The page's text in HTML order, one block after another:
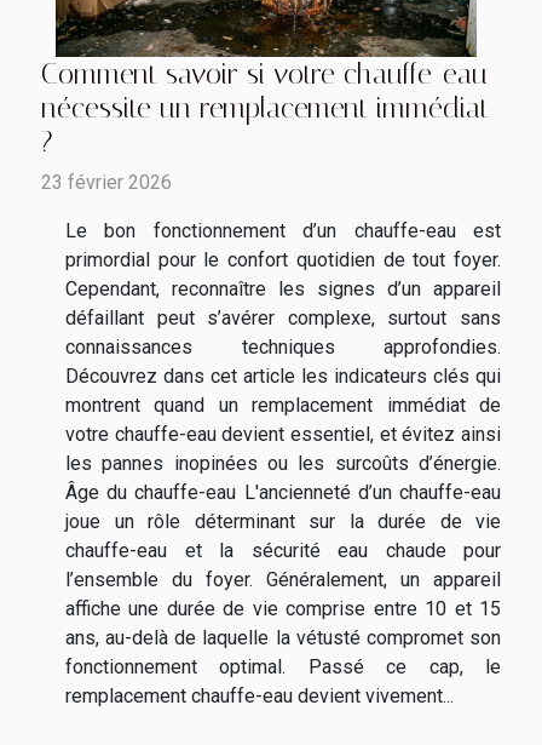
Comment savoir si votre chauffe-eau
nécessite un remplacement immédiat
?
23 février 2026
Le bon fonctionnement d’un chauffe-eau est
primordial pour le confort quotidien de tout foyer.
Cependant, reconnaître les signes d’un appareil
défaillant peut s’avérer complexe, surtout sans
connaissances techniques approfondies.
Découvrez dans cet article les indicateurs clés qui
montrent quand un remplacement immédiat de
votre chauffe-eau devient essentiel, et évitez ainsi
les pannes inopinées ou les surcoûts d’énergie.
Âge du chauffe-eau L'ancienneté d’un chauffe-eau
joue un rôle déterminant sur la durée de vie
chauffe-eau et la sécurité eau chaude pour
l’ensemble du foyer. Généralement, un appareil
affiche une durée de vie comprise entre 10 et 15
ans, au-delà de laquelle la vétusté compromet son
fonctionnement optimal. Passé ce cap, le
remplacement chauffe-eau devient vivement...